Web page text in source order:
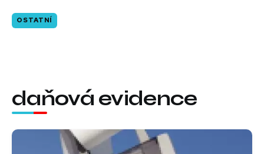
OSTATNÍ
daňová evidence